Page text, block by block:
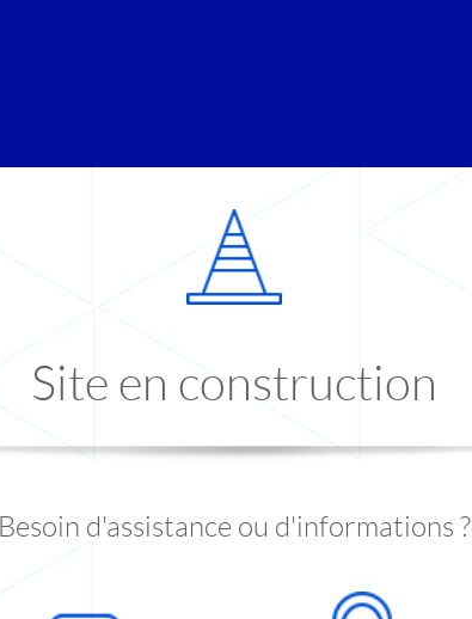
Site en construction
Besoin d'assistance ou d'informations ?